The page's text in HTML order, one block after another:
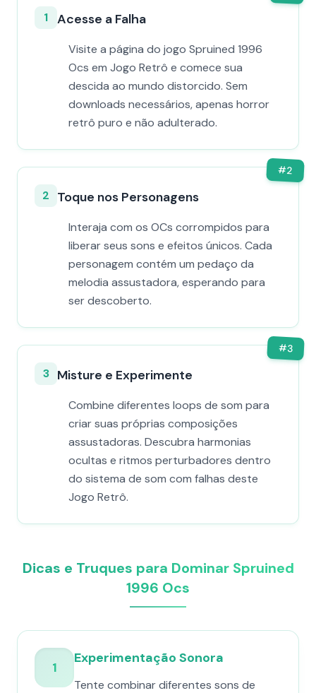
1 Acesse a Falha
Visite a página do jogo Spruined 1996
Ocs​ em Jogo Retrô e comece sua
descida ao mundo distorcido. Sem
downloads necessários, apenas horror
retrô puro e não adulterado.
#2
2 Toque nos Personagens
Interaja com os OCs corrompidos para
liberar seus sons e efeitos únicos. Cada
personagem contém um pedaço da
melodia assustadora, esperando para
ser descoberto.
#3
3 Misture e Experimente
Combine diferentes loops de som para
criar suas próprias composições
assustadoras. Descubra harmonias
ocultas e ritmos perturbadores dentro
do sistema de som com falhas deste
Jogo Retrô.
Dicas e Truques para Dominar Spruined
1996 Ocs​
1
Experimentação Sonora
Tente combinar diferentes sons de